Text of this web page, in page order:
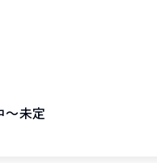
未定